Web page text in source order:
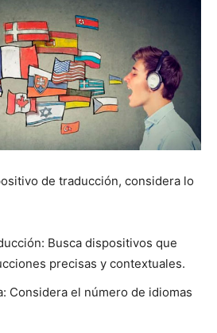
de traducción, considera lo
Busca dispositivos que
precisas y contextuales.
Considera el número de idiomas